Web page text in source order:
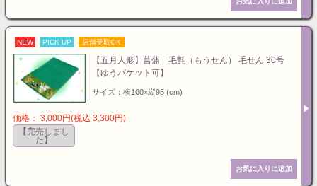
NEW PICK UP 店舗受取OK
【五月人形】菖蒲 毛氈（もうせん） 毛せん 30号
【ゆうパケット可】
サイズ：横100×縦95 (cm)
価格： 3,000円(税込 3,300円)
【完売しまし
た】